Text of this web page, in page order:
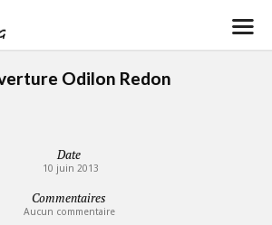
Odilon Redon
Date
10 juin 2013
Commentaires
Aucun commentaire